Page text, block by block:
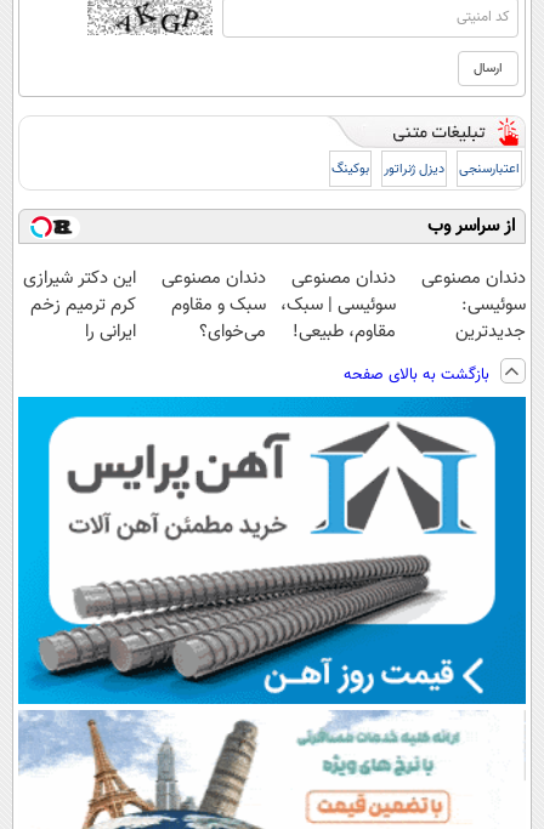
اعتبارسنجی دیزل ژنراتور بوکینگ
از سراسر وب
دندان مصنوعی
سوئیسی:
جدیدترین
فناوری اروپا،
سبک و مقاوم |
پرداخت قسطی
دندان مصنوعی
سوئیسی | سبک،
مقاوم، طبیعی!
رایگان+پرداخت
اقساطی😍
دندان مصنوعی
سبک و مقاوم
می‌خوای؟
📍تهران
این دکتر شیرازی
کرم ترمیم زخم
ایرانی را
بازگشت به بالای صفحه